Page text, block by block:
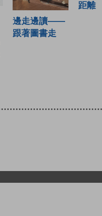
邊走邊讀——
跟著圖書走
距離